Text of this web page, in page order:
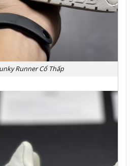
Runner Cổ Thấp